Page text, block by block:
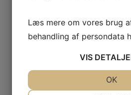
Læs mere om vores brug
behandling af persondata
VIS
OK